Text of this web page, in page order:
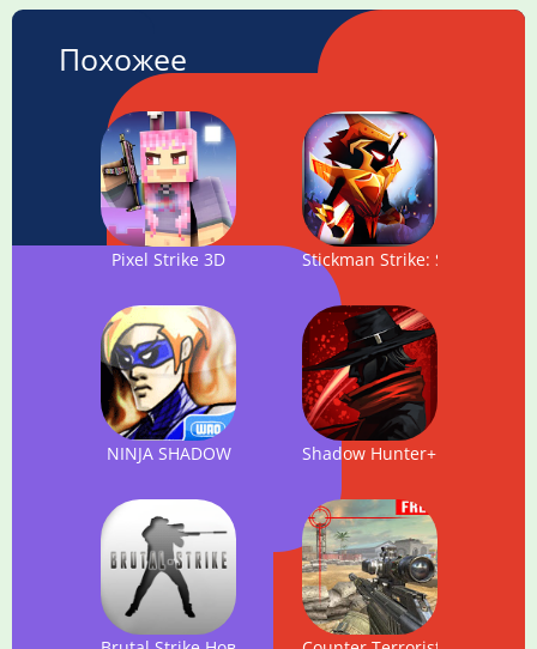
Похожее
Pixel Strike 3D Stickman Strike: Shadow
NINJA SHADOW Shadow Hunter+